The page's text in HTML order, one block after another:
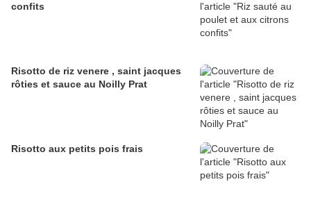
confits
Risotto de riz venere , saint jacques
rôties et sauce au Noilly Prat
Risotto aux petits pois frais